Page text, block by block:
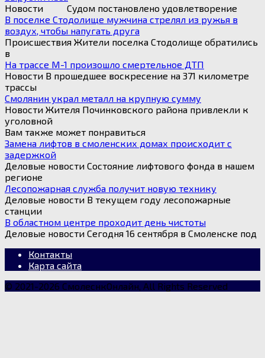
Новости Судом постановлено удовлетворение
В поселке Стодолище мужчина стрелял из ружья в
воздух, чтобы напугать друга
Происшествия Жители поселка Стодолище обратились
в
На трассе М-1 произошло смертельное ДТП
Новости В прошедшее воскресение на 371 километре
трассы
Смолянин украл металл на крупную сумму
Новости Жителя Починковского района привлекли к
уголовной
Вам также может понравиться
Замена лифтов в смоленских домах происходит с
задержкой
Деловые новости Состояние лифтового фонда в нашем
регионе
Лесопожарная служба получит новую технику
Деловые новости В текущем году лесопожарные
станции
В областном центре проходит день чистоты
Деловые новости Сегодня 16 сентября в Смоленске под
Контакты
Карта сайта
© 2021-2026 СмолеснкОнлайн, All Rights Reserved